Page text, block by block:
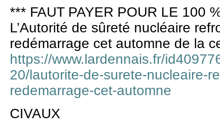
*** FAUT PAYER POUR LE 100
L’Autorité de sûreté nucléaire
redémarrage cet automne de la
https://www.lardennais.fr/
20/lautorite-de-surete-nucleaire-
redemarrage-cet-automne
CIVAUX